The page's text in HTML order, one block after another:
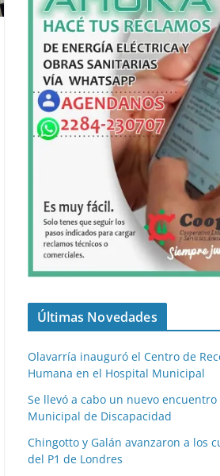
Últimas Novedades
Olavarría inauguró el Centro de
Humana en el Hospital Municipal
Se llevó a cabo un nuevo encuentro
Municipal de Discapacidad
Chingotto y Galán avanzaron a los
del P1 de Londres